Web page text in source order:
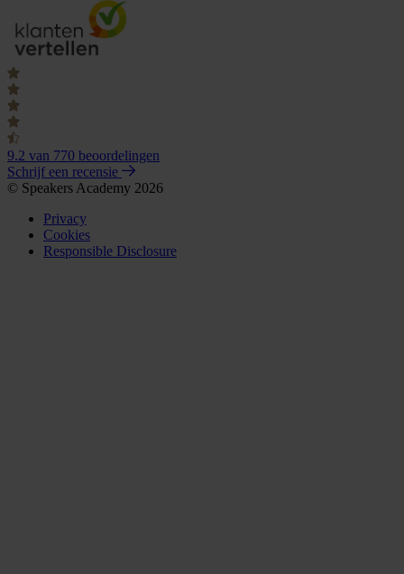
9.2 van 770 beoordelingen
Schrijf een recensie
© Speakers Academy 2026
Privacy
Cookies
Responsible Disclosure